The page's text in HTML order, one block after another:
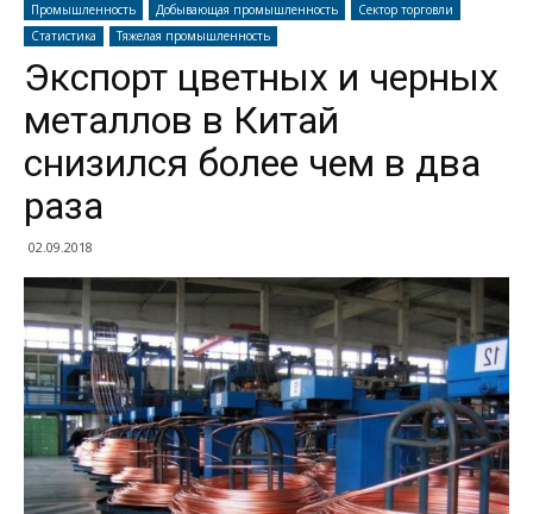
Промышленность Добывающая промышленность
Сектор торговли
Статистика
Тяжелая промышленность
Экспорт цветных и черных
металлов в Китай
снизился более чем в два
раза
02.09.2018